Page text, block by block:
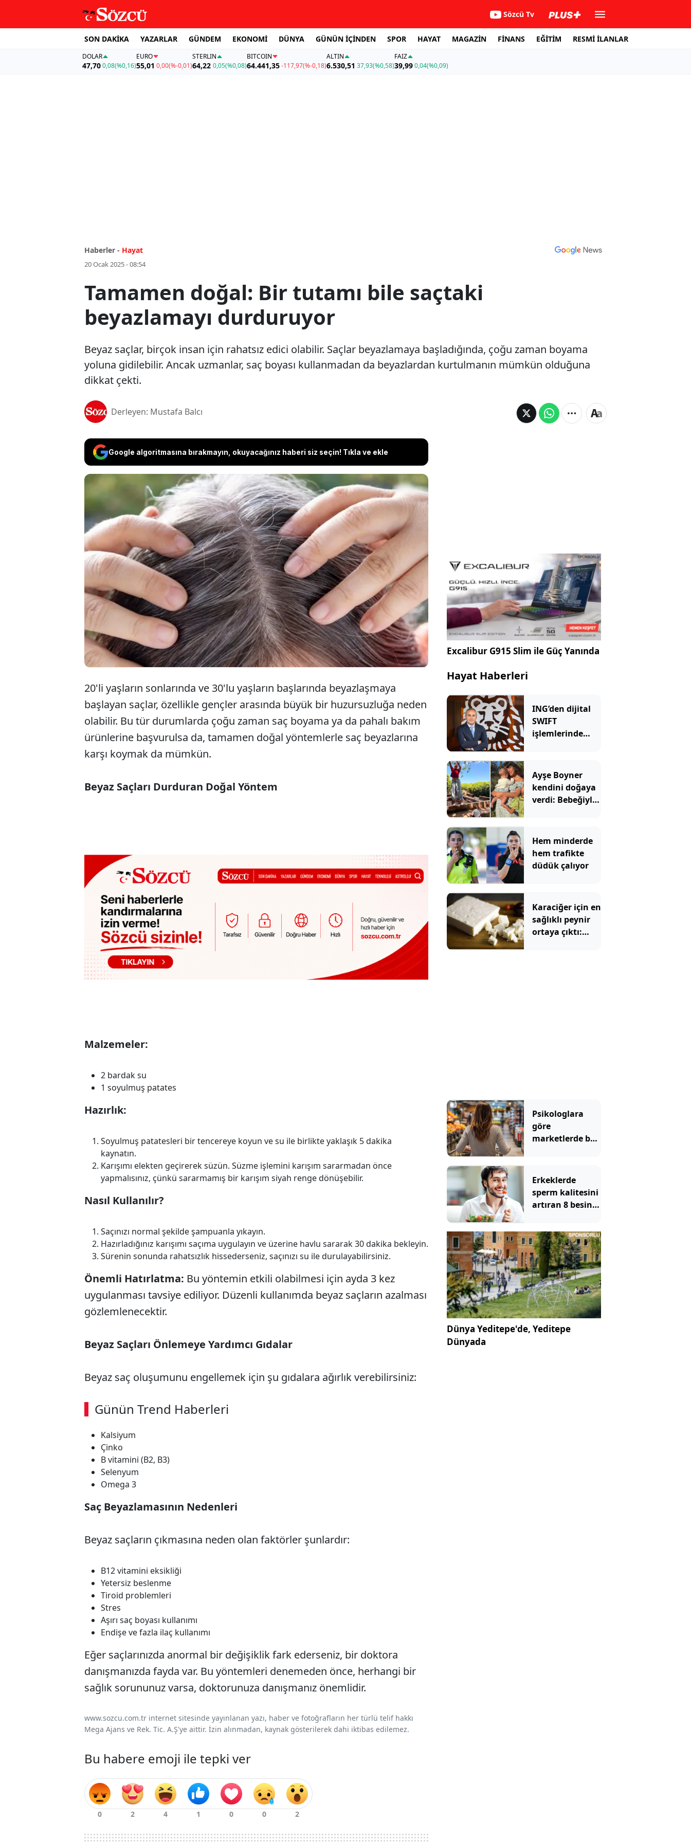
Sözcü Tv
SON DAKİKA YAZARLAR GÜNDEM EKONOMİ DÜNYA GÜNÜN İÇİNDEN SPOR HAYAT MAGAZİN FİNANS EĞİTİM RESMİ İLANLAR
DOLAR
47,700,08(%0,16)
EURO
55,01 0,00(%-0,01)
STERLIN
64,22 0,05(%0,08)
BITCOIN
64.441,35-117,97(%-0,18)
ALTIN
6.530,51 37,93(%0,58)
FAİZ
39,990,04(%0,09)
Haberler - Hayat
20 Ocak 2025 - 08:54
Tamamen doğal: Bir tutamı bile saçtaki
beyazlamayı durduruyor
Beyaz saçlar, birçok insan için rahatsız edici olabilir. Saçlar beyazlamaya başladığında, çoğu zaman boyama
yoluna gidilebilir. Ancak uzmanlar, saç boyası kullanmadan da beyazlardan kurtulmanın mümkün olduğuna
dikkat çekti.
Derleyen: Mustafa Balcı
Google algoritmasına bırakmayın, okuyacağınız haberi siz seçin! Tıkla ve ekle
Beyaz saçlar, birçok insan için rahatsız edici olabilir. Saçlar
beyazlamaya başladığında, çoğu zaman boyama yoluna
gidilebilir. Ancak uzmanlar, saç boyası kullanmadan da
beyazlardan kurtulmanın mümkün olduğuna dikkat çekti.
20'li yaşların sonlarında ve 30'lu yaşların başlarında beyazlaşmaya
başlayan saçlar, özellikle gençler arasında büyük bir huzursuzluğa neden
olabilir. Bu tür durumlarda çoğu zaman saç boyama ya da pahalı bakım
ürünlerine başvurulsa da, tamamen doğal yöntemlerle saç beyazlarına
karşı koymak da mümkün.
Beyaz Saçları Durduran Doğal Yöntem
Malzemeler:
2 bardak su
1 soyulmuş patates
Hazırlık:
Soyulmuş patatesleri bir tencereye koyun ve su ile birlikte yaklaşık 5 dakika
kaynatın.
Karışımı elekten geçirerek süzün. Süzme işlemini karışım sararmadan önce
yapmalısınız, çünkü sararmamış bir karışım siyah renge dönüşebilir.
Nasıl Kullanılır?
Saçınızı normal şekilde şampuanla yıkayın.
Hazırladığınız karışımı saçıma uygulayın ve üzerine havlu sararak 30 dakika bekleyin.
Sürenin sonunda rahatsızlık hissederseniz, saçınızı su ile durulayabilirsiniz.
Önemli Hatırlatma: Bu yöntemin etkili olabilmesi için ayda 3 kez
uygulanması tavsiye ediliyor. Düzenli kullanımda beyaz saçların azalması
gözlemlenecektir.
Beyaz Saçları Önlemeye Yardımcı Gıdalar
Beyaz saç oluşumunu engellemek için şu gıdalara ağırlık verebilirsiniz:
Günün Trend Haberleri
00:02 / 09:08
Kalsiyum
Çinko
B vitamini (B2, B3)
Selenyum
Omega 3
Saç Beyazlamasının Nedenleri
Beyaz saçların çıkmasına neden olan faktörler şunlardır:
B12 vitamini eksikliği
Yetersiz beslenme
Tiroid problemleri
Stres
Aşırı saç boyası kullanımı
Endişe ve fazla ilaç kullanımı
Eğer saçlarınızda anormal bir değişiklik fark ederseniz, bir doktora
danışmanızda fayda var. Bu yöntemleri denemeden önce, herhangi bir
sağlık sorununuz varsa, doktorunuza danışmanız önemlidir.
www.sozcu.com.tr internet sitesinde yayınlanan yazı, haber ve fotoğrafların her türlü telif hakkı
Mega Ajans ve Rek. Tic. A.Ş'ye aittir. İzin alınmadan, kaynak gösterilerek dahi iktibas edilemez.
Bu habere emoji ile tepki ver
Excalibur G915 Slim ile Güç Yanında
Hayat Haberleri
ING’den dijital
SWIFT
işlemlerinde
Ayşe Boyner
kendini doğaya
verdi: Bebeğiyle
Hem minderde
hem trafikte
düdük çalıyor
Karaciğer için en
sağlıklı peynir
ortaya çıktı:
Psikologlara
göre
marketlerde bu
Erkeklerde
sperm kalitesini
artıran 8 besin
Dünya Yeditepe'de, Yeditepe
Dünyada